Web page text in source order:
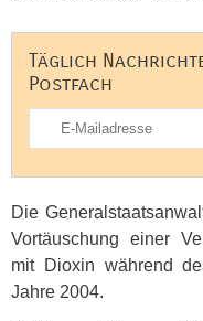
Täglich
Postfach
Die
Vortäuschung einer
mit Dioxin während
Jahre 2004.